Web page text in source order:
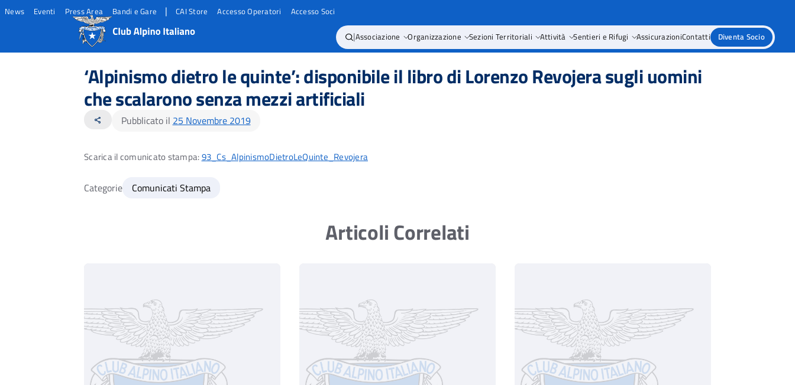
News Eventi Press Area Bandi e Gare | CAI Store Accesso Operatori Accesso Soci
|Associazione Organizzazione Sezioni Territoriali Attività Sentieri e Rifugi AssicurazioniContatti Diventa Socio
‘Alpinismo dietro le quinte’: disponibile il libro di Lorenzo Revojera sugli uomini
che scalarono senza mezzi artificiali
share Pubblicato il 25 Novembre 2019
Scarica il comunicato stampa:93_Cs_AlpinismoDietroLeQuinte_Revojera
Categorie Comunicati Stampa
Articoli Correlati